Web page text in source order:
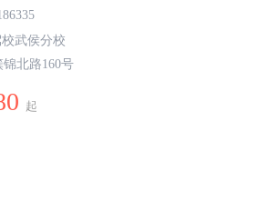
武侯分校
锦北路160号
起